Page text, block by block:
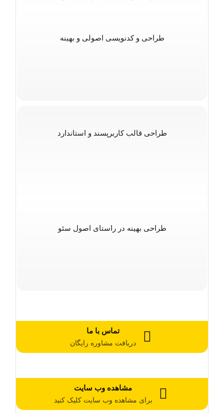
طراحی و کدنویسی اصولی و بهینه
طراحی قالب کاربرپسند و استاندارد
طراحی بهینه در راستای اصول سئو
تماس با ما
دریافت مشاوره رایگان
مشاهده وب سایت
برای مشاهده وب سایت کلیک کنید